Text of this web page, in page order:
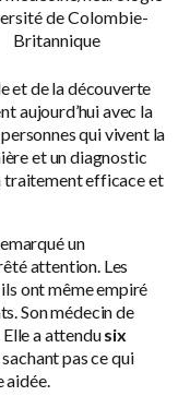
de Colombie-
Britannique
et de la découverte
aujourd’hui avec la
qui vivent la
et un diagnostic
traitement efficace et
un
attention. Les
ont même empiré
Son médecin de
a attendusix
pas ce qui
aidée.